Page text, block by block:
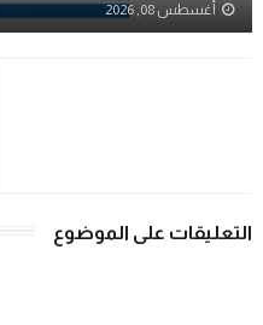
أغسطس 08, 2026
التعليقات على الموضوع